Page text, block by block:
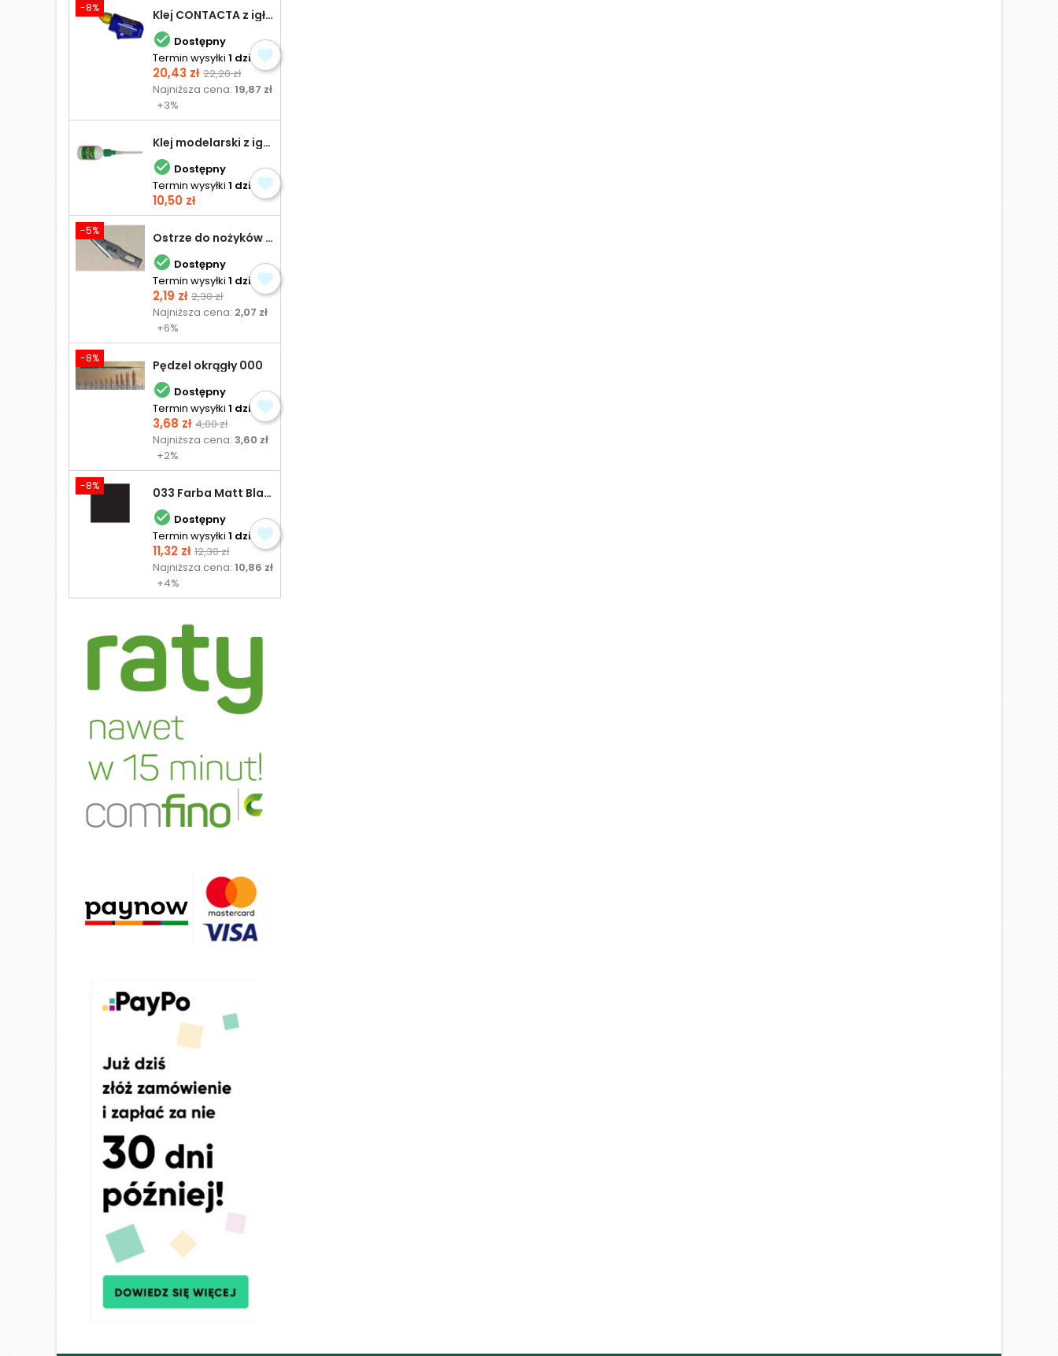
-8% Klej CONTACTA z igłą do plastiku 25,0 g
 Dostępny
Termin wysyłki 1 dzień
Cena
20,43 zł Cena
podstawowa
22,20 zł
Najniższa cena:19,87 zł
+3%
Klej modelarski z igłą 30 ml
 Dostępny
Termin wysyłki 1 dzień
Cena
10,50 zł
-5% Ostrze do nożyków Excel
 Dostępny
Termin wysyłki 1 dzień
Cena
2,19 zł Cena
podstawowa
2,30 zł
Najniższa cena: 2,07 zł
+6%
-8% Pędzel okrągły 000
 Dostępny
Termin wysyłki 1 dzień
Cena
3,68 zł Cena
podstawowa
4,00 zł
Najniższa cena:3,60 zł
+2%
-8% 033 Farba Matt Black - olejna
 Dostępny
Termin wysyłki 1 dzień
Cena
11,32 zł Cena
podstawowa
12,30 zł
Najniższa cena:10,86 zł
+4%